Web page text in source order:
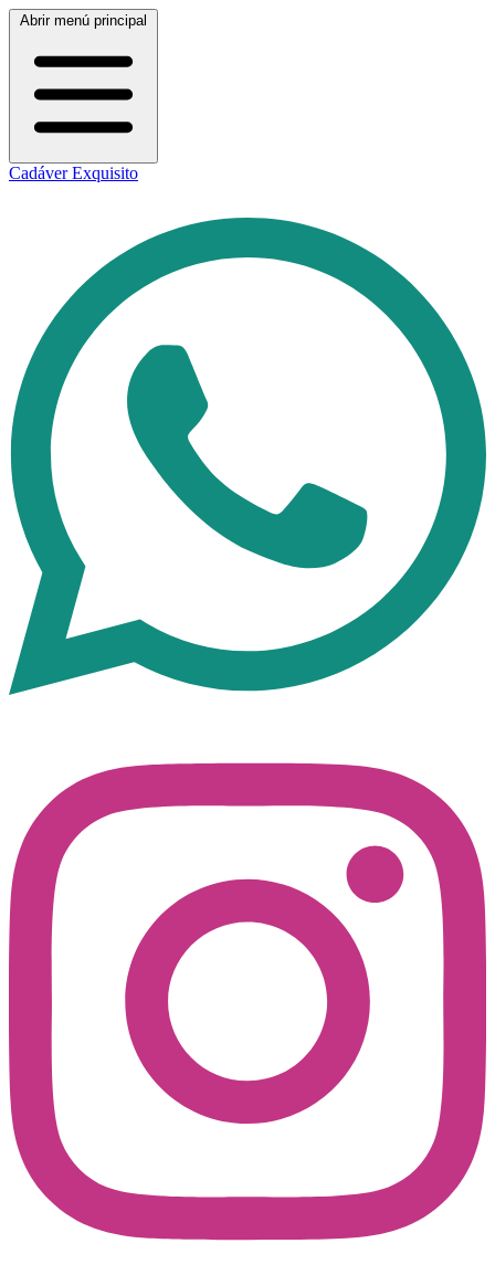
Abrir menú principal
Cadáver Exquisito